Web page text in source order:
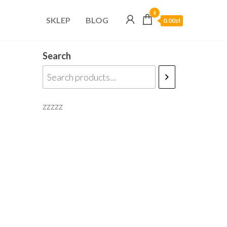
SKLEP BLOG
0
0.00zł
Search
zzzzz